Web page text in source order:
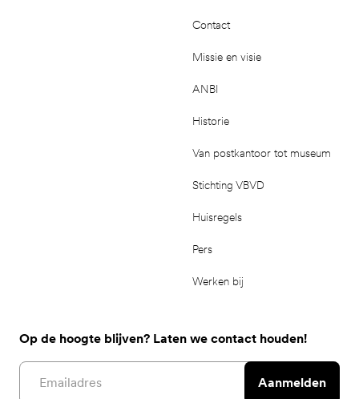
Contact
Missie en visie
ANBI
Historie
Van postkantoor tot museum
Stichting VBVD
Huisregels
Pers
Werken bij
Op de hoogte blijven? Laten we contact houden!
Email address
Aanmelden